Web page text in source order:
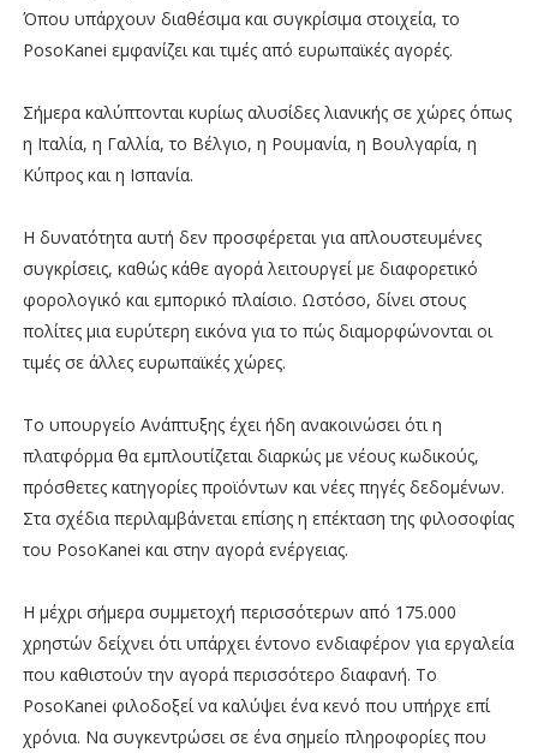
Όπου υπάρχουν διαθέσιμα και συγκρίσιμα στοιχεία, το
PosoKanei εμφανίζει και τιμές από ευρωπαϊκές αγορές.
Σήμερα καλύπτονται κυρίως αλυσίδες λιανικής σε χώρες όπως
η Ιταλία, η Γαλλία, το Βέλγιο, η Ρουμανία, η Βουλγαρία, η
Κύπρος και η Ισπανία.
Η δυνατότητα αυτή δεν προσφέρεται για απλουστευμένες
συγκρίσεις, καθώς κάθε αγορά λειτουργεί με διαφορετικό
φορολογικό και εμπορικό πλαίσιο. Ωστόσο, δίνει στους
πολίτες μια ευρύτερη εικόνα για το πώς διαμορφώνονται οι
τιμές σε άλλες ευρωπαϊκές χώρες.
Το υπουργείο Ανάπτυξης έχει ήδη ανακοινώσει ότι η
πλατφόρμα θα εμπλουτίζεται διαρκώς με νέους κωδικούς,
πρόσθετες κατηγορίες προϊόντων και νέες πηγές δεδομένων.
Στα σχέδια περιλαμβάνεται επίσης η επέκταση της φιλοσοφίας
του PosoKanei και στην αγορά ενέργειας.
Η μέχρι σήμερα συμμετοχή περισσότερων από 175.000
χρηστών δείχνει ότι υπάρχει έντονο ενδιαφέρον για εργαλεία
που καθιστούν την αγορά περισσότερο διαφανή. Το
PosoKanei φιλοδοξεί να καλύψει ένα κενό που υπήρχε επί
χρόνια. Να συγκεντρώσει σε ένα σημείο πληροφορίες που